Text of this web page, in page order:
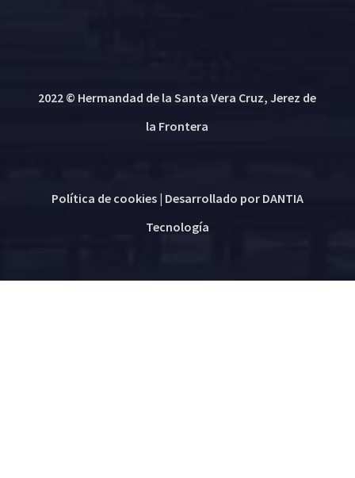
2022 © Hermandad de la Santa Vera Cruz, Jerez de
la Frontera
Política de cookies| Desarrollado por DANTIA
Tecnología